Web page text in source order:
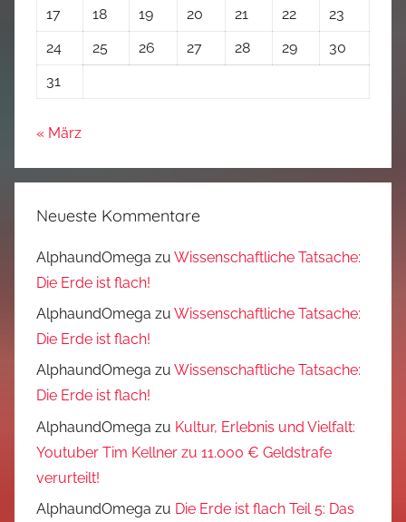
17
18 19 20 21 22
23
24
25 26 27 28 29
30
31
« März
Neueste Kommentare
AlphaundOmega zu Wissenschaftliche Tatsache:
Die Erde ist flach!
AlphaundOmega zu Wissenschaftliche Tatsache:
Die Erde ist flach!
AlphaundOmega zu Wissenschaftliche Tatsache:
Die Erde ist flach!
AlphaundOmega zu Kultur, Erlebnis und Vielfalt:
Youtuber Tim Kellner zu 11.000 € Geldstrafe
verurteilt!
AlphaundOmega zu Die Erde ist flach Teil 5: Das